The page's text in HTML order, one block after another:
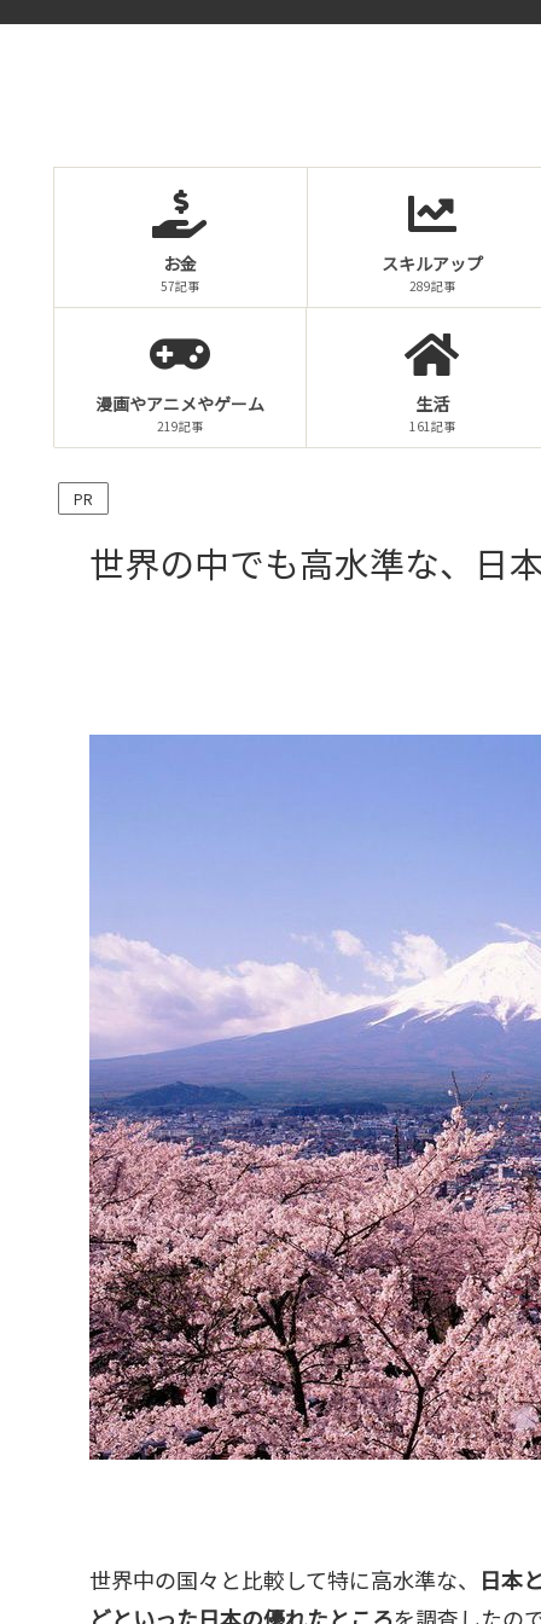
お金
57記事
スキルアップ
289記事
漫画やアニメやゲーム
219記事
生活
161記事
PR
世界の中でも高水準な、日
世界中の国々と比較して特に高水準な、
日本
どといった日本の優れたところを調査したの